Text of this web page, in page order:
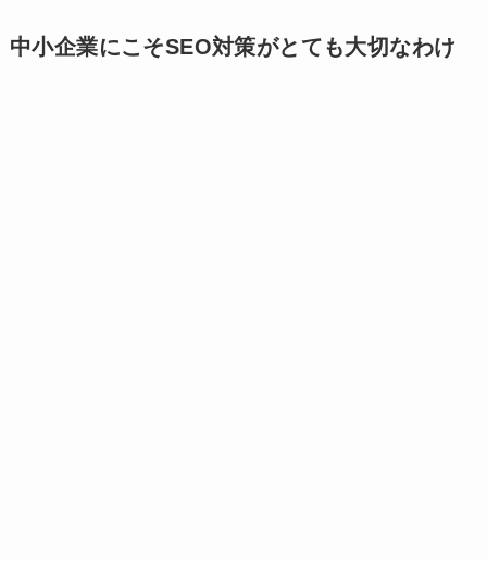
中小企業にこそSEO対策がとても大切なわけ